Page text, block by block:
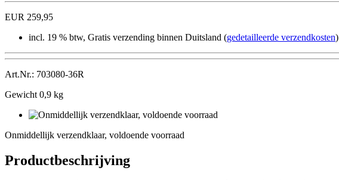
EUR 259,95
incl. 19 % btw, Gratis verzending binnen Duitsland (gedetailleerde verzendkosten)
Art.Nr.: 703080-36R
Gewicht 0,9 kg
Onmiddellijk verzendklaar, voldoende voorraad
Productbeschrijving